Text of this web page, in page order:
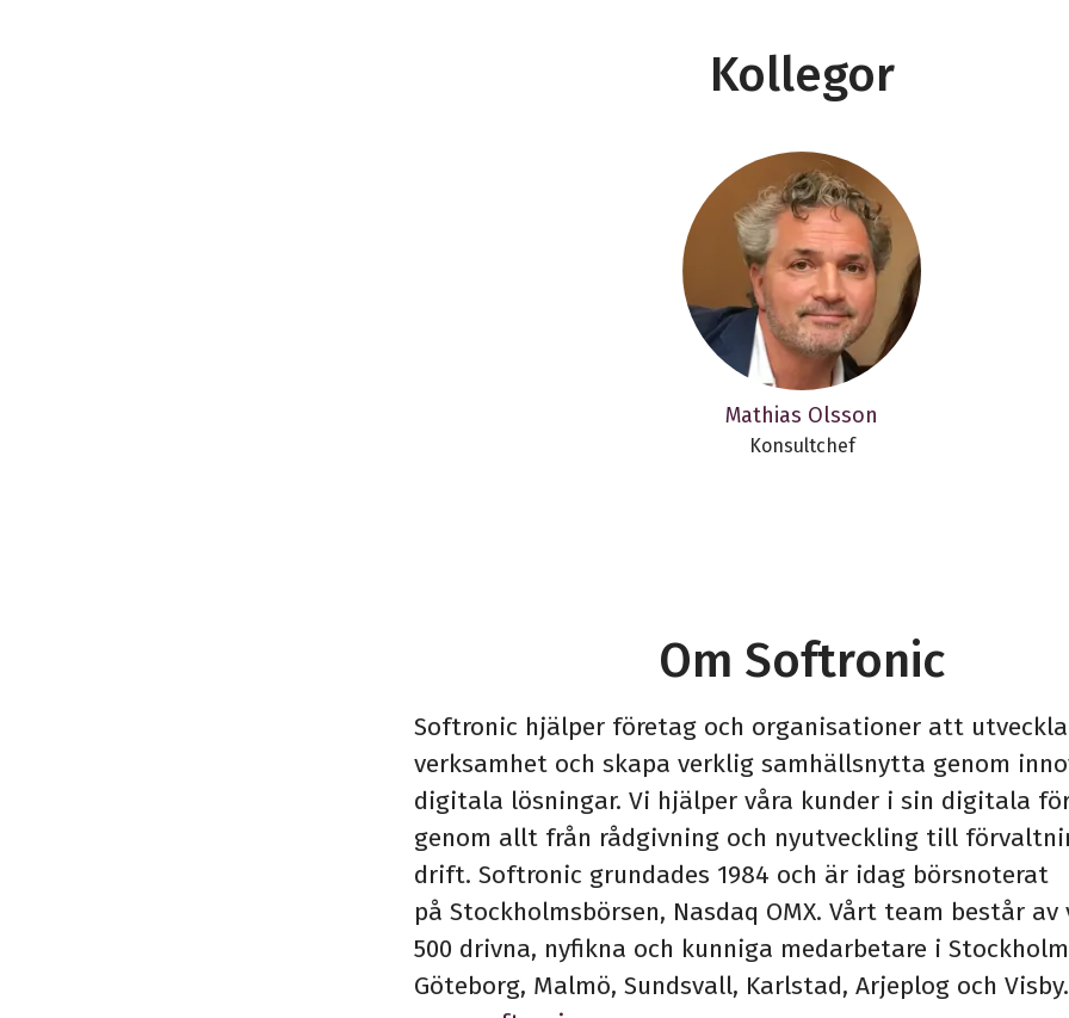
Kollegor
Mathias Olsson
Konsultchef
Om Softronic
Softronic hjälper företag och organisationer att
verksamhet och skapa verklig samhällsnytta genom
digitala lösningar. Vi hjälper våra kunder i sin digitala
genom allt från rådgivning och nyutveckling till
drift. Softronic grundades 1984 och är idag börsnoterat
på Stockholmsbörsen, Nasdaq OMX. Vårt team består av
500 drivna, nyfikna och kunniga medarbetare i
Göteborg, Malmö, Sundsvall, Karlstad, Arjeplog och Visby.